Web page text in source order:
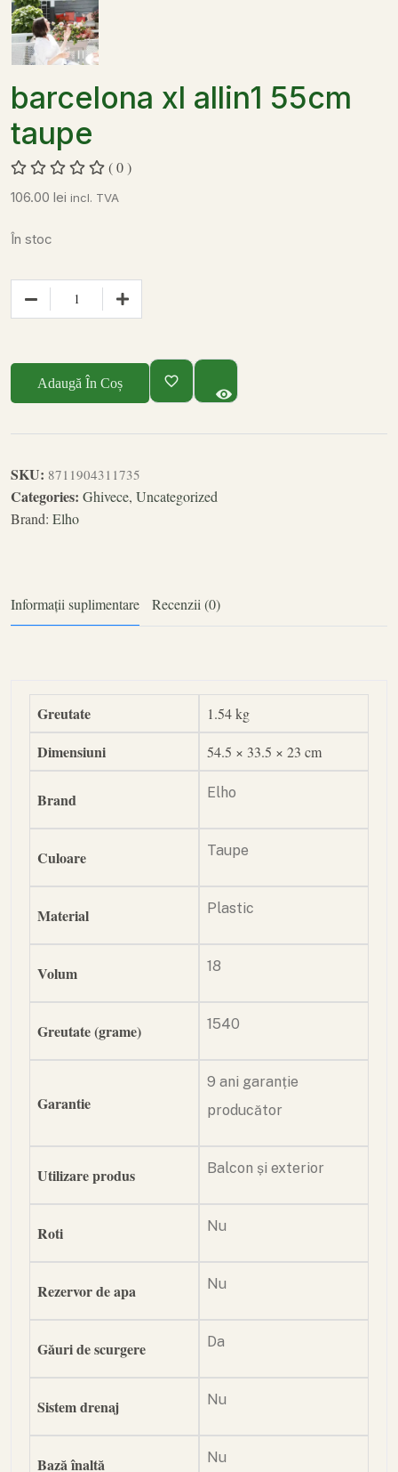
barcelona xl allin1 55cm
taupe
( 0 )
106.00 lei incl. TVA
În stoc
Adaugă În Coș
SKU: 8711904311735
Categories: Ghivece, Uncategorized
Brand: Elho
Informații suplimentare Recenzii (0)
Greutate 1.54 kg
Dimensiuni 54.5 × 33.5 × 23 cm
Brand Elho
Culoare Taupe
Material Plastic
Volum 18
Greutate (grame) 1540
Garantie
9 ani garanție
producător
Utilizare produs Balcon și exterior
Roti Nu
Rezervor de apa Nu
Găuri de scurgere Da
Sistem drenaj Nu
Bază înaltă Nu